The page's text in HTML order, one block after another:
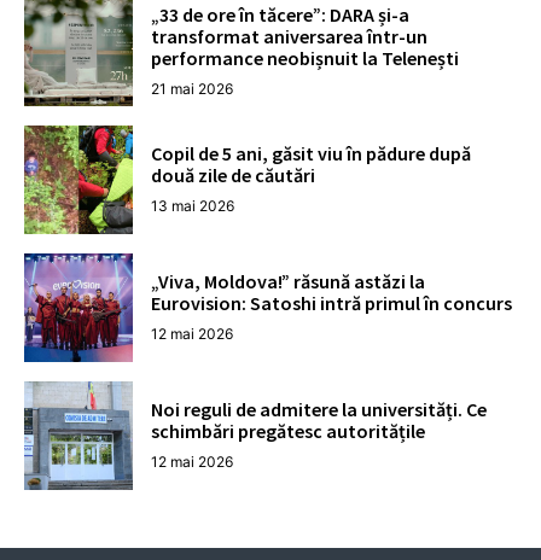
„33 de ore în tăcere”: DARA și-a
transformat aniversarea într-un
performance neobișnuit la Telenești
21 mai 2026
Copil de 5 ani, găsit viu în pădure după
două zile de căutări
13 mai 2026
„Viva, Moldova!” răsună astăzi la
Eurovision: Satoshi intră primul în concurs
12 mai 2026
Noi reguli de admitere la universități. Ce
schimbări pregătesc autoritățile
12 mai 2026